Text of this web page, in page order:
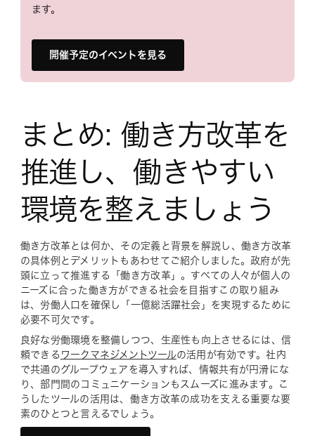
ます。
開催予定のイベントを見る
まとめ: 働き方改革を
推進し、働きやすい
環境を整えましょう
働き方改革とは何か、その定義と背景を解説し、働き方改革
の具体例とデメリットもあわせてご紹介しました。政府が先
頭に立って推進する「働き方改革」。すべての人々が個人の
ニーズに合った働き方ができる社会を目指すこの取り組み
は、労働人口を確保し「一億総活躍社会」を実現するために
必要不可欠です。
良好な労働環境を整備しつつ、生産性も向上させるには、信
頼できる ワークマネジメントツールの活用が有効です。社内
で共通のグループウェアを導入すれば、情報共有が円滑にな
り、部門間のコミュニケーションもスムーズに進みます。こ
うしたツールの活用は、働き方改革の成功を支える重要な要
素のひとつと言えるでしょう。